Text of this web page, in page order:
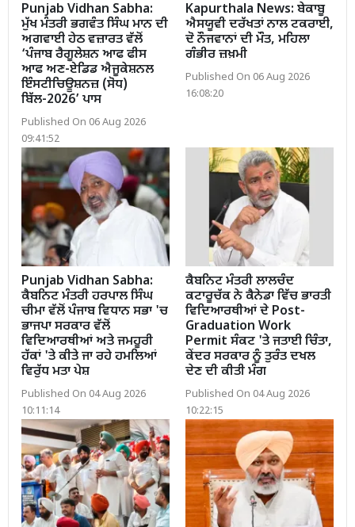
Punjab Vidhan Sabha:
ਮੁੱਖ ਮੰਤਰੀ ਭਗਵੰਤ ਸਿੰਘ ਮਾਨ ਦੀ
ਅਗਵਾਈ ਹੇਠ ਵਜ਼ਾਰਤ ਵੱਲੋਂ
‘ਪੰਜਾਬ ਰੈਗੂਲੇਸ਼ਨ ਆਫ ਫੀਸ
ਆਫ ਅਣ-ਏਡਿਡ ਐਜੂਕੇਸ਼ਨਲ
ਇੰਸਟੀਚਿਊਸ਼ਨਜ਼ (ਸੋਧ)
ਬਿੱਲ-2026’ ਪਾਸ
Published On 06 Aug 2026
09:41:52
Kapurthala News: ਬੇਕਾਬੂ
ਐਸਯੂਵੀ ਦਰੱਖਤਾਂ ਨਾਲ ਟਕਰਾਈ,
ਦੋ ਨੌਜਵਾਨਾਂ ਦੀ ਮੌਤ, ਮਹਿਲਾ
ਗੰਭੀਰ ਜ਼ਖ਼ਮੀ
Published On 06 Aug 2026
16:08:20
Punjab Vidhan Sabha:
ਕੈਬਨਿਟ ਮੰਤਰੀ ਹਰਪਾਲ ਸਿੰਘ
ਚੀਮਾ ਵੱਲੋਂ ਪੰਜਾਬ ਵਿਧਾਨ ਸਭਾ 'ਚ
ਭਾਜਪਾ ਸਰਕਾਰ ਵੱਲੋਂ
ਵਿਦਿਆਰਥੀਆਂ ਅਤੇ ਜਮਹੂਰੀ
ਹੱਕਾਂ 'ਤੇ ਕੀਤੇ ਜਾ ਰਹੇ ਹਮਲਿਆਂ
ਵਿਰੁੱਧ ਮਤਾ ਪੇਸ਼
Published On 04 Aug 2026
10:11:14
ਕੈਬਨਿਟ ਮੰਤਰੀ ਲਾਲਚੰਦ
ਕਟਾਰੂਚੱਕ ਨੇ ਕੈਨੇਡਾ ਵਿੱਚ ਭਾਰਤੀ
ਵਿਦਿਆਰਥੀਆਂ ਦੇ Post-
Graduation Work
Permit ਸੰਕਟ 'ਤੇ ਜਤਾਈ ਚਿੰਤਾ,
ਕੇਂਦਰ ਸਰਕਾਰ ਨੂੰ ਤੁਰੰਤ ਦਖਲ
ਦੇਣ ਦੀ ਕੀਤੀ ਮੰਗ
Published On 04 Aug 2026
10:22:15